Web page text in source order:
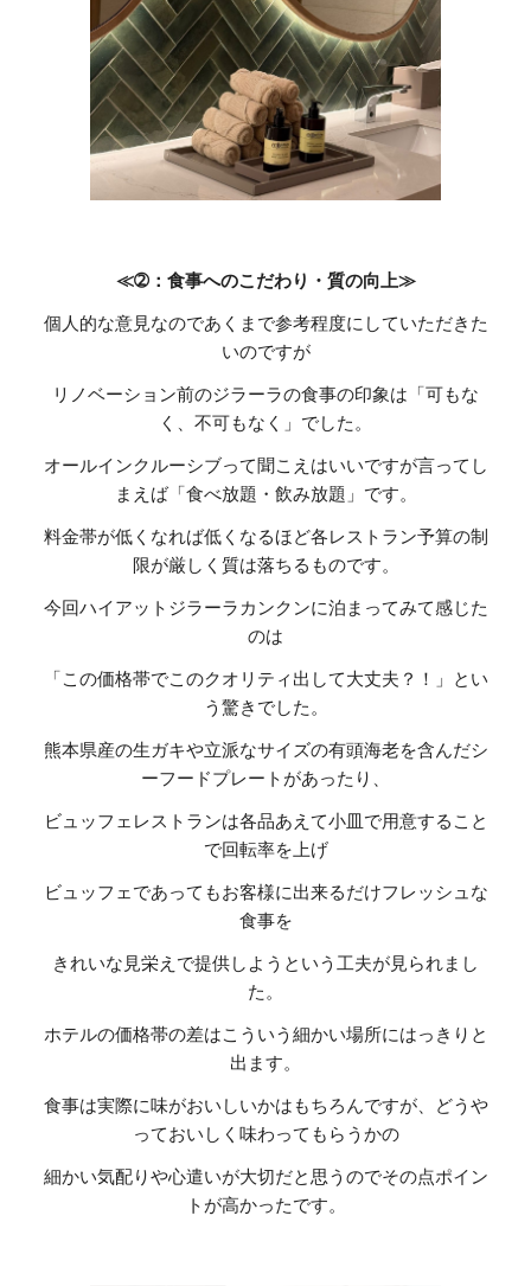
≪➁：食事へのこだわり・質の向上≫
個人的な意見なのであくまで参考程度にしていただきた
いのですが
リノベーション前のジラーラの食事の印象は「可もな
く、不可もなく」でした。
オールインクルーシブって聞こえはいいですが言ってし
まえば「食べ放題・飲み放題」です。
料金帯が低くなれば低くなるほど各レストラン予算の制
限が厳しく質は落ちるものです。
今回ハイアットジラーラカンクンに泊まってみて感じた
のは
「この価格帯でこのクオリティ出して大丈夫？！」とい
う驚きでした。
熊本県産の生ガキや立派なサイズの有頭海老を含んだシ
ーフードプレートがあったり、
ビュッフェレストランは各品あえて小皿で用意すること
で回転率を上げ
ビュッフェであってもお客様に出来るだけフレッシュな
食事を
きれいな見栄えで提供しようという工夫が見られまし
た。
ホテルの価格帯の差はこういう細かい場所にはっきりと
出ます。
食事は実際に味がおいしいかはもちろんですが、どうや
っておいしく味わってもらうかの
細かい気配りや心遣いが大切だと思うのでその点ポイン
トが高かったです。